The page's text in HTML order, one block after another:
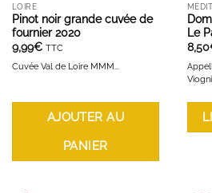
LOIRE
Pinot noir grande cuvée de
fournier 2020
9,99€ TTC
Cuvée Val de Loire MMM...
AJOUTER AU
PANIER
Le
8,50